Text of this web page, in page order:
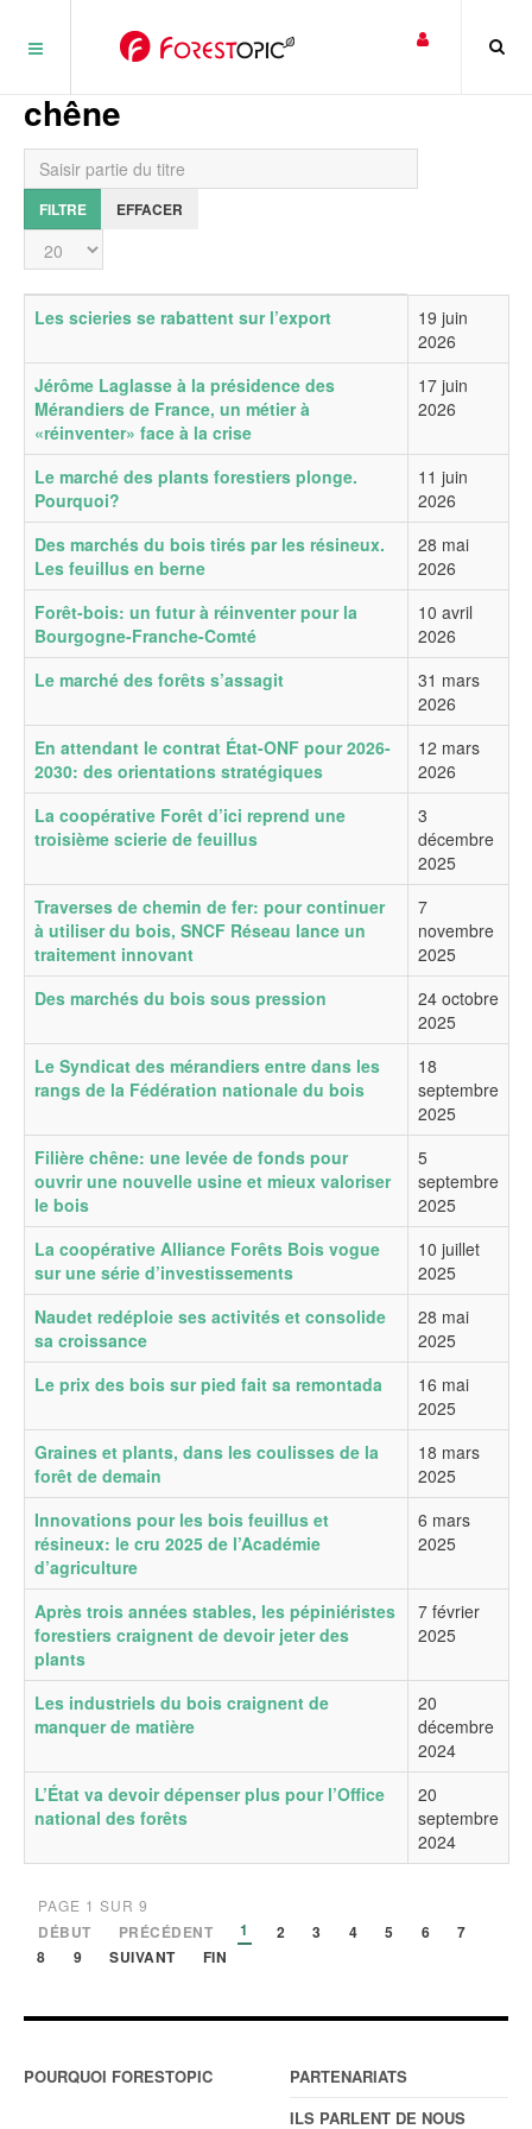
chêne
Saisir partie du titre
FILTRE EFFACER
Affichage #
Titre Date de publication
Les scieries se rabattent sur l’export
19 juin
2026
Jérôme Laglasse à la présidence des
Mérandiers de France, un métier à
«réinventer» face à la crise
17 juin
2026
Le marché des plants forestiers plonge.
Pourquoi?
11 juin
2026
Des marchés du bois tirés par les résineux.
Les feuillus en berne
28 mai
2026
Forêt-bois: un futur à réinventer pour la
Bourgogne-Franche-Comté
10 avril
2026
Le marché des forêts s’assagit
31 mars
2026
En attendant le contrat État-ONF pour 2026-
2030: des orientations stratégiques
12 mars
2026
La coopérative Forêt d’ici reprend une
troisième scierie de feuillus
3
décembre
2025
Traverses de chemin de fer: pour continuer
à utiliser du bois, SNCF Réseau lance un
traitement innovant
7
novembre
2025
Des marchés du bois sous pression
24 octobre
2025
Le Syndicat des mérandiers entre dans les
rangs de la Fédération nationale du bois
18
septembre
2025
Filière chêne: une levée de fonds pour
ouvrir une nouvelle usine et mieux valoriser
le bois
5
septembre
2025
La coopérative Alliance Forêts Bois vogue
sur une série d’investissements
10 juillet
2025
Naudet redéploie ses activités et consolide
sa croissance
28 mai
2025
Le prix des bois sur pied fait sa remontada
16 mai
2025
Graines et plants, dans les coulisses de la
forêt de demain
18 mars
2025
Innovations pour les bois feuillus et
résineux: le cru 2025 de l’Académie
d’agriculture
6 mars
2025
Après trois années stables, les pépiniéristes
forestiers craignent de devoir jeter des
plants
7 février
2025
Les industriels du bois craignent de
manquer de matière
20
décembre
2024
L’État va devoir dépenser plus pour l’Office
national des forêts
20
septembre
2024
PAGE 1 SUR 9
DÉBUT PRÉCÉDENT 1 2 3 4 5 6
7
8
9 SUIVANT FIN
POURQUOI FORESTOPIC
PARTENARIATS
ILS PARLENT DE NOUS